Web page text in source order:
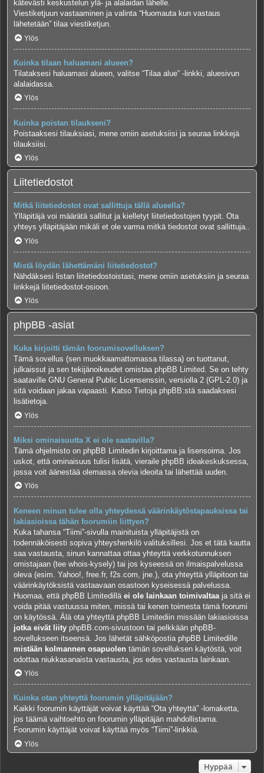
kätevästi keskustelun ylä- ja alalaidan lähelle.
Viestiketjuun vastaaminen ja valinta “Huomauta kun vastaus
lähetetään” tilaa viestiketjun.
Ylös
Kuinka tilaan haluamani alueen?
Tilataksesi haluamasi alueen, valitse “Tilaa alue” -linkki, aluesivun
alalaidassa.
Ylös
Kuinka poistan tilaukseni?
Poistaaksesi tilauksiasi, mene omiin asetuksiisi ja seuraa linkkejä
tilauksiisi.
Ylös
Liitetiedostot
Mitkä liitetiedostot ovat sallittuja tällä alueella?
Ylläpitäjä voi määrätä sallitut ja kielletyt liitetiedostojen tyypit. Ota
yhteys ylläpitäjään mikäli et ole varma mitkä tiedostot ovat sallittuja..
Ylös
Mistä löydän lähettämäni liitetiedostot?
Nähdäksesi listan liitetiedostoistasi, mene omiin asetuksiin ja seuraa
linkkejä liitetiedostot-osioon.
Ylös
phpBB -asiat
Kuka kirjoitti tämän foorumisovelluksen?
Tämä sovellus (sen muokkaamattomassa tilassa) on tuottanut,
julkaissut ja sen tekijänoikeudet omistaa phpBB Limited. Se on tehty
saataville GNU General Public Licensenssin, versiolla 2 (GPL-2.0) ja
sitä voidaan jakaa vapaasti. Katso Tietoja phpBB:stäsaadaksesi
lisätietoja.
Ylös
Miksi ominaisuutta X ei ole saatavilla?
Tämä ohjelmisto on phpBB Limitedin kirjoittama ja lisensoima. Jos
uskot, että ominaisuus tulisi lisätä, vieraile phpBB ideakeskuksessa
jossa voit äänestää olemassa olevia ideoita tai lähettää uuden.
Ylös
Keneen minun tulee olla yhteydessä väärinkäytöstapauksissa tai
lakiasioissa tähän foorumiin liittyen?
Kuka tahansa “Tiimi”-sivulla mainituista ylläpitäjistä on
todennäköisesti sopiva yhteyshenkilö valituksillesi. Jos et tätä kautta
saa vastausta, sinun kannattaa ottaa yhteyttä verkkotunnuksen
omistajaan (tee whois-kysely) tai jos kyseessä on ilmaispalvelussa
oleva (esim. Yahoo!, free.fr, f2s.com, jne.), ota yhteyttä ylläpitoon tai
väärinkäytöksistä vastaavaan osastoon kyseisessä palvelussa.
Huomaa, että phpBB Limitedillä ei ole lainkaan toimivaltaa ja sitä ei
voida pitää vastuussa miten, missä tai kenen toimesta tämä foorumi
on käytössä. Älä ota yhteyttä phpBB Limitediin missään lakiasioissa
jotka eivät liity phpBB.com-sivustoon tai pelkkään phpBB-
sovellukseen itseensä. Jos lähetät sähköpostia phpBB Limitedille
mistään kolmannen osapuolen tämän sovelluksen käytöstä, voit
odottaa niukkasanaista vastausta, jos edes vastausta lainkaan.
Ylös
Kuinka otan yhteyttä foorumin ylläpitäjään?
Kaikki foorumin käyttäjät voivat käyttää “Ota yhteyttä” -lomaketta,
jos täämä vaihtoehto on foorumin ylläpitäjän mahdollistama.
Foorumin käyttäjät voivat käyttää myös “Tiimi”-linkkiä.
Ylös
Hyppää